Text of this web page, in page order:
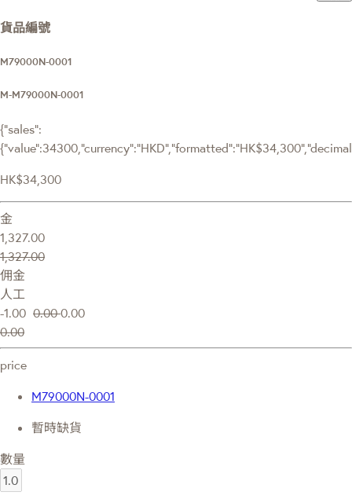
貨品編號
M79000N-0001
M-M79000N-0001
{"sales":
HK$34,300
金
1,327.00
1,327.00
佣金
人工
-1.00 0.000.00
0.00
price
M79000N-0001
暫時缺貨
數量